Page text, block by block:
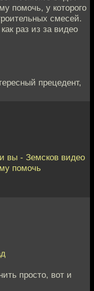
помочь, у которого
смесей.
раз из за видео
прецедент,
вы - Земсков видео
помочь
просто, вот и